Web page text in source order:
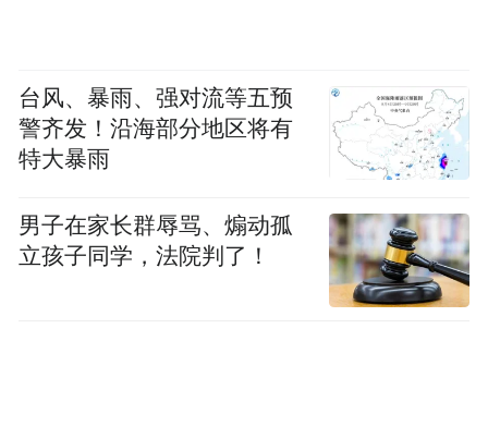
台风、暴雨、强对流等五预
警齐发！沿海部分地区将有
特大暴雨
男子在家长群辱骂、煽动孤
立孩子同学，法院判了！